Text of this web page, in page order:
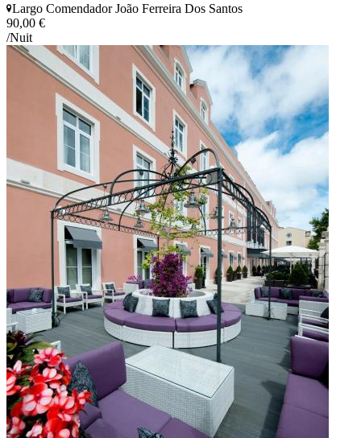
Largo Comendador João Ferreira Dos Santos
90,00 €
/Nuit